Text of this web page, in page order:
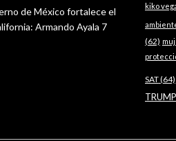
de México fortalece el
Armando Ayala 7
kiko
(62)
SAT(64)
TRUMP